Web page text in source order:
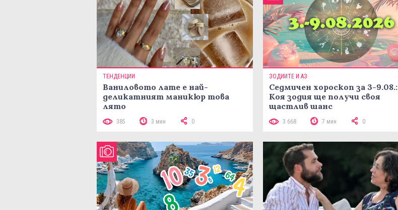
ТЕНДЕНЦИИ
Ваниловото лате е най-
деликатният маникюр това
лято
385 3 мин 0
ЗОДИИТЕ И АЗ
Седмичен хороскоп за 3-9.08.:
Коя зодия ще получи своя
щастлив шанс
3 668 7 мин 0